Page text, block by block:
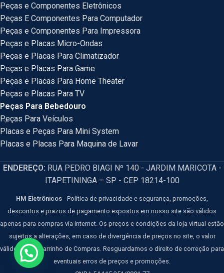
Peças e Componentes Eletrônicos
Peças E Componentes Para Computador
Peças e Componentes Para Impressora
Peças e Placas Micro-Ondas
Peças e Placas Para Climatizador
Peças e Placas Para Game
Peças e Placas Para Home Theater
Peças e Placas Para TV
Peças Para Bebedouro
Peças Para Veículos
Placas e Peças Para Mini System
Placas e Placas Para Maquina de Lavar
ENDEREÇO: RUA PEDRO BIAGI Nº 140 - JARDIM MARICOTA -
ITAPETININGA – SP - CEP 18214-100
HM Eletrônicos - Política de privacidade e segurança, promoções,
descontos e prazos de pagamento expostos em nosso site são válidos
apenas para compras via internet. Os preços e condições da loja virtual estão
sujeitos a alterações, em caso de divergência de preços no site, o valor
válido é o do Carrinho de Compras. Resguardamos o direito de correção para
eventuais erros de preços e promoções.